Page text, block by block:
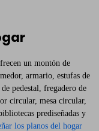
un montón de
armario, estufas de
pedestal, fregadero de
circular, mesa circular,
prediseñadas y
los planos del hogar